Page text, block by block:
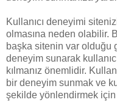
Kullanıcı deneyimi
olmasına neden olabilir.
başka sitenin var olduğu
deneyim sunarak
kılmanız önemlidir.
bir deneyim sunmak ve
şekilde yönlendirmek için